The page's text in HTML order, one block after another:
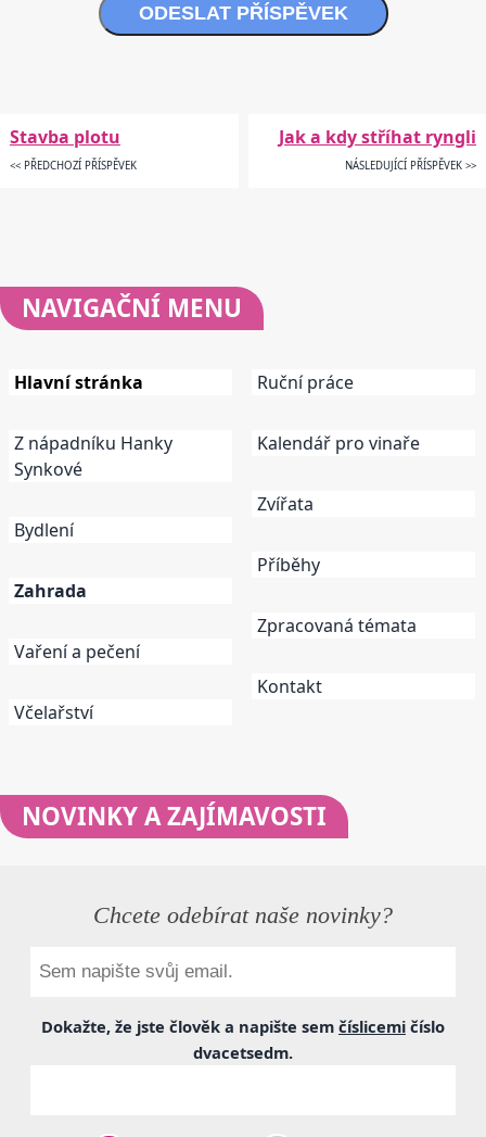
ODESLAT PŘÍSPĚVEK
Stavba plotu
<< PŘEDCHOZÍ PŘÍSPĚVEK
Jak a kdy stříhat ryngli
NÁSLEDUJÍCÍ PŘÍSPĚVEK >>
NAVIGAČNÍ MENU
Hlavní stránka
Z nápadníku Hanky
Synkové
Bydlení
Zahrada
Vaření a pečení
Včelařství
Ruční práce
Kalendář pro vinaře
Zvířata
Příběhy
Zpracovaná témata
Kontakt
NOVINKYA ZAJÍMAVOSTI
Chcete odebírat naše novinky?
Dokažte, že jste člověk a napište sem číslicemi číslo
dvacetsedm.